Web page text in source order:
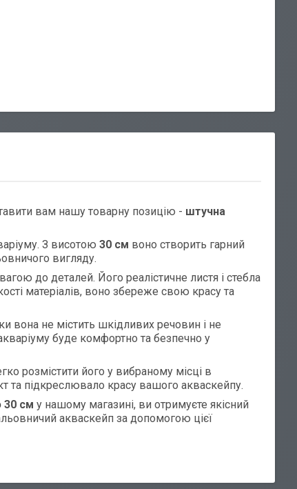
вам нашу товарну позицію - штучна
З висотою 30 см воно створить гарний
вигляду.
до деталей. Його реалістичне листя і стебла
матеріалів, воно збереже свою красу та
вона не містить шкідливих речовин і не
буде комфортно та безпечно у
розмістити його у вибраному місці в
та підкреслювало красу вашого акваскейпу.
30 см у нашому магазині, ви отримуєте якісний
акваскейп за допомогою цієї